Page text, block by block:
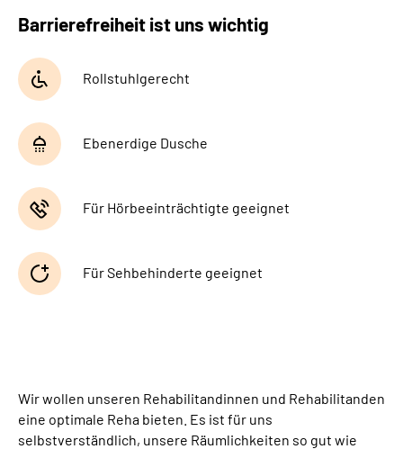
Gebärdensprache
Barrierefreiheit ist uns wichtig
Rollstuhlgerecht
Ebenerdige Dusche
Für Hörbeeinträchtigte geeignet
Für Sehbehinderte geeignet
Wir wollen unseren Rehabilitandinnen und Rehabilitanden
eine optimale Reha bieten. Es ist für uns
selbstverständlich, unsere Räumlichkeiten so gut wie